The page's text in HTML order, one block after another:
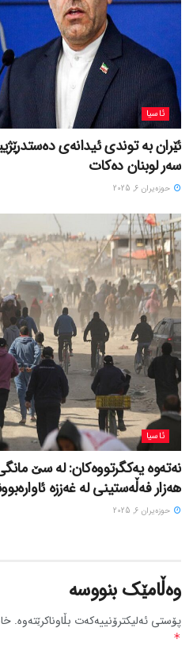
ئاسیا
ئێران بە توندی ئیدانەی
سەر لوبنان دەکات
حوزه‌یران 6, 2025
ئاسیا
هەزار فەڵەستینی لە غەززە
حوزه‌یران 6, 2025
وەڵامێک بنووسە
پۆستی ئەلیکترۆنییەکەت بڵاوناکرێتەوە.
*